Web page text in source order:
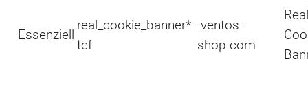
Essenziell
real_cookie_banner*-
tcf
.ventos-
shop.com
Real